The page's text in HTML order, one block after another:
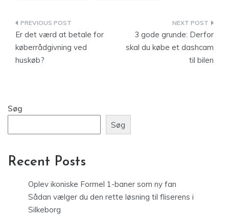
Indlægsnavigation
Er det værd at betale for
køberrådgivning ved
huskøb?
3 gode grunde: Derfor
skal du købe et dashcam
til bilen
Søg
Søg
Recent Posts
Oplev ikoniske Formel 1-baner som ny fan
Sådan vælger du den rette løsning til fliserens i
Silkeborg